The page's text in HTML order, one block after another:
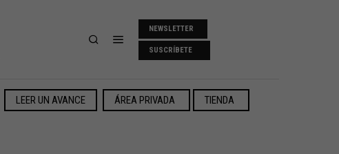
NEWSLETTER
SUSCRÍBETE
LEER UN AVANCE ÁREA PRIVADA TIENDA